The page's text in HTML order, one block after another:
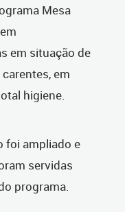
Mesa
em situação de
em
higiene.
foi ampliado e
servidas
programa.